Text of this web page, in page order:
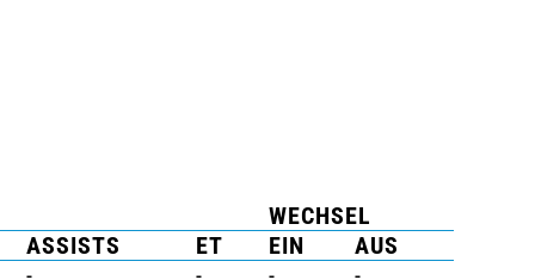
WECHSEL
ASSISTS
ET EIN
AUS